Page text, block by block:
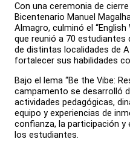
Con una ceremonia de
Bicentenario Manuel
Almagro, culminó el
que reunió a 70 estudiantes
de distintas localidades de
fortalecer sus habilidades
Bajo el lema “Be the Vibe:
campamento se desarrolló
actividades pedagógicas,
equipo y experiencias de
confianza, la participación y
los estudiantes.